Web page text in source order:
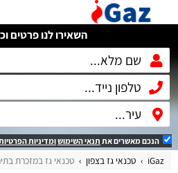
השאירו לנו פרטים
הנכם מאשרים את תנאי השימושומדיניות
iGaz טכנאי גז בצפון טכנאי גז במזכרת